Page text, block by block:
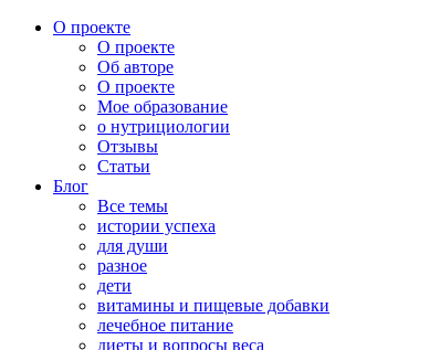
О проекте
О проекте
Об авторе
О проекте
Мое образование
о нутрициологии
Отзывы
Статьи
Блог
Все темы
истории успеха
для души
разное
дети
витамины и пищевые добавки
лечебное питание
диеты и вопросы веса